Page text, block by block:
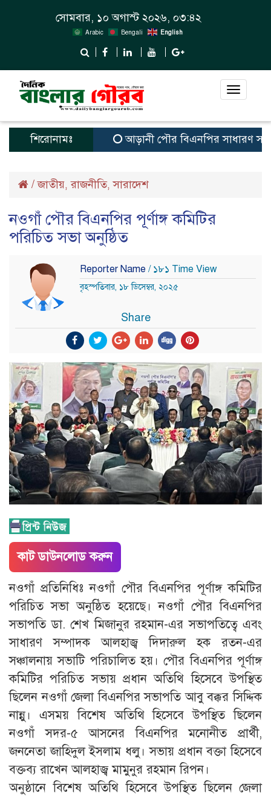
সোমবার, ১০ অগাস্ট ২০২৬, ০৩:৪২
Arabic Bengali English
Toggle
শিরোনামঃ আড়ানী পৌর বিএনপির সাধারণ
/জাতীয়,রাজনীতি,সারাদেশ
নওগাঁ পৌর বিএনপির পূর্ণাঙ্গ কমিটির
পরিচিত সভা অনুষ্ঠিত
Reporter Name / ১৮১ Time View
বৃহস্পতিবার, ১৮ ডিসেম্বর, ২০২৫
Share
কাট ডাউনলোড করুন
নওগাঁ প্রতিনিধিঃ নওগাঁ পৌর বিএনপির পূর্ণাঙ্গ কমিটির
পরিচিত সভা অনুষ্ঠিত হয়েছে। নওগাঁ পৌর বিএনপির
সভাপতি ডা. শেখ মিজানুর রহমান-এর সভাপতিত্বে এবং
সাধারণ সম্পাদক আলহাজ্ব দিদারুল হক রতন-এর
সঞ্চালনায় সভাটি পরিচালিত হয়। পৌর বিএনপির পূর্ণাঙ্গ
কমিটির পরিচিত সভায় প্রধান অতিথি হিসেবে উপস্থিত
ছিলেন নওগাঁ জেলা বিএনপির সভাপতি আবু বক্কর সিদ্দিক
নান্নু। এসময় বিশেষ অতিথি হিসেবে উপস্থিত ছিলেন
নওগাঁ সদর-৫ আসনের বিএনপির মনোনীত প্রার্থী,
জননেতা জাহিদুল ইসলাম ধলু। সভায় প্রধান বক্তা হিসেবে
বক্তব্য রাখেন আলহাজ্ব মামুনুর রহমান রিপন।
অনুষ্ঠানে বিশেষ অতিথি হিসেবে উপস্থিত ছিলেন জেলা